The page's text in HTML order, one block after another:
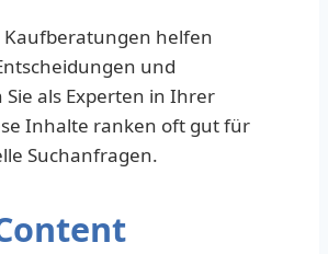
helfen
und
als Experten in Ihrer
Inhalte ranken oft gut für
Suchanfragen.